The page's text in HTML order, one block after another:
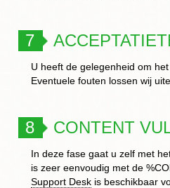
7
U heeft de gelegenheid om
Eventuele fouten lossen wij
8 CONTENT
In deze fase gaat u zelf met
is zeer eenvoudig met de
Support Deskis beschikbaar